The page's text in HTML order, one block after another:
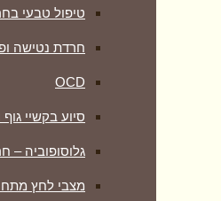
טיפול טבעי
חרדת נטישה
OCD
סיוע בקשיי
גלוסופוביה –
מצבי לחץ מתח